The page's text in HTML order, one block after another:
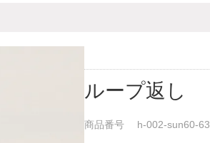
ループ返し
商品番号 h-002-sun60-63